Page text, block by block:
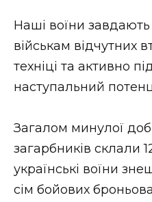
Наші воїни
військам відчутних
техніці та активно
наступальний
Загалом минулої
загарбників склали
українські воїни
сім бойових